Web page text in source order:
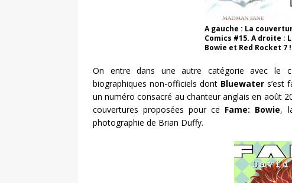
A gauche : La
Comics #15. A droite :
Bowie et Red Rocket 7 !
On entre dans une autre catégorie avec le
biographiques non-officiels dont Bluewater s’est
un numéro consacré au chanteur anglais en août
couvertures proposées pour ce Fame: Bowie,
photographie de Brian Duffy.